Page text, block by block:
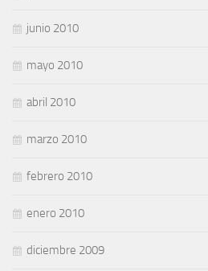
junio 2010
mayo 2010
abril 2010
marzo 2010
febrero 2010
enero 2010
diciembre 2009